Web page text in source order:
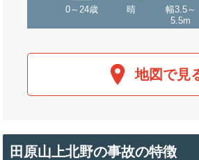
0～24歳 晴
幅3.5～
5.5m
地図で見
田原山上北野の事故の特徴